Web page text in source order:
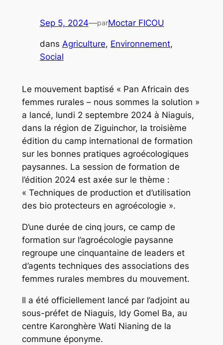
Sep 5, 2024—parMoctar FICOU
dans Agriculture, Environnement
Social
Le mouvement baptisé « Pan Africain des
femmes rurales – nous sommes la solution »
a lancé, lundi 2 septembre 2024 à Niaguis,
dans la région de Ziguinchor, la troisième
édition du camp international de formation
sur les bonnes pratiques agroécologiques
paysannes. La session de formation de
l’édition 2024 est axée sur le thème :
« Techniques de production et d’utilisation
des bio protecteurs en agroécologie ».
D’une durée de cinq jours, ce camp de
formation sur l’agroécologie paysanne
regroupe une cinquantaine de leaders et
d’agents techniques des associations des
femmes rurales membres du mouvement.
Il a été officiellement lancé par l’adjoint au
sous-préfet de Niaguis, Idy Gomel Ba, au
centre Karonghère Wati Nianing de la
commune éponyme.